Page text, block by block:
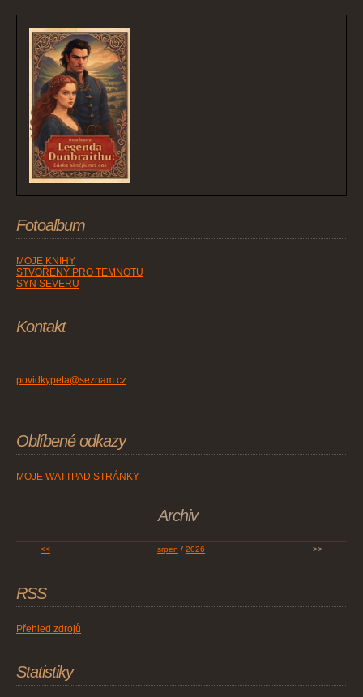
Fotoalbum
MOJE KNIHY
STVOŘENÝ PRO TEMNOTU
SYN SEVERU
Kontakt
povidkypeta@seznam.cz
Oblíbené odkazy
MOJE WATTPAD STRÁNKY
Archiv
<< srpen / 2026 >>
RSS
Přehled zdrojů
Statistiky